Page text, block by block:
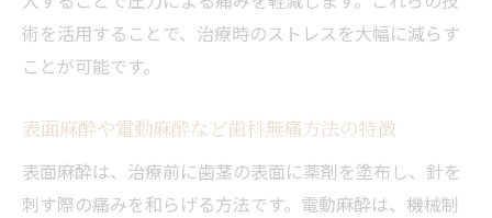
無痛治療を活用した歯科の定期ケアのすす
め
方法
歯科の無痛治療が健康維持に役立つポイン
ト
術を活用することで、治療時のストレスを大幅に減らす
ことが可能です。
表面麻酔や電動麻酔など歯科無痛方法の特徴
表面麻酔は、治療前に歯茎の表面に薬剤を塗布し、針を
刺す際の痛みを和らげる方法です。電動麻酔は、機械制